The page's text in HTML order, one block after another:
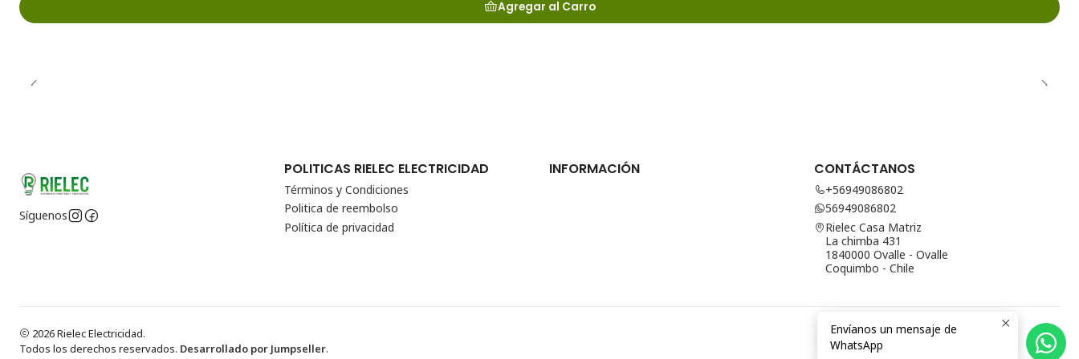
Agregar al Carro
Síguenos
POLITICAS RIELEC ELECTRICIDAD
Términos y Condiciones
Politica de reembolso
Política de privacidad
INFORMACIÓN CONTÁCTANOS
+56949086802
56949086802
Rielec Casa Matriz
La chimba 431
1840000 Ovalle - Ovalle
Coquimbo - Chile
2026 Rielec Electricidad.
Todos los derechos reservados. Desarrollado por Jumpseller.
Envíanos un mensaje de
WhatsApp